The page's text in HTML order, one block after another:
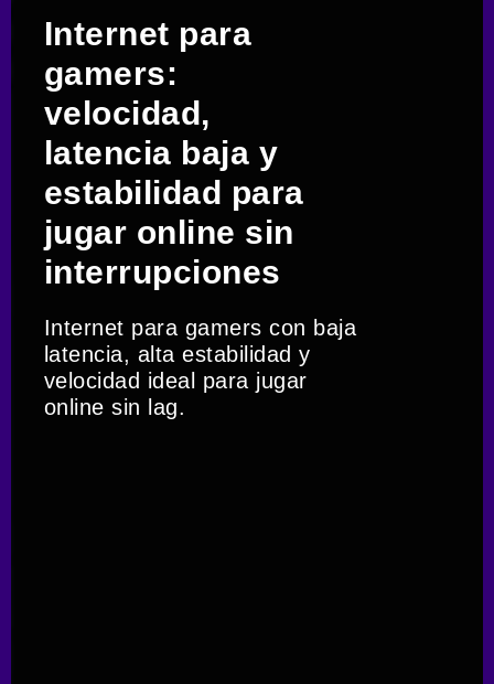
Internet para
gamers:
velocidad,
latencia baja y
estabilidad para
jugar online sin
interrupciones
Internet para gamers con baja
latencia, alta estabilidad y
velocidad ideal para jugar
online sin lag.